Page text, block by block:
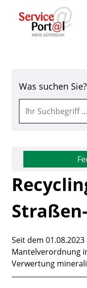
Zum Hauptinhalt
Zum Hauptinhalt
Was suchen Sie?
Seit dem
Mantelverordnung
Verwertung